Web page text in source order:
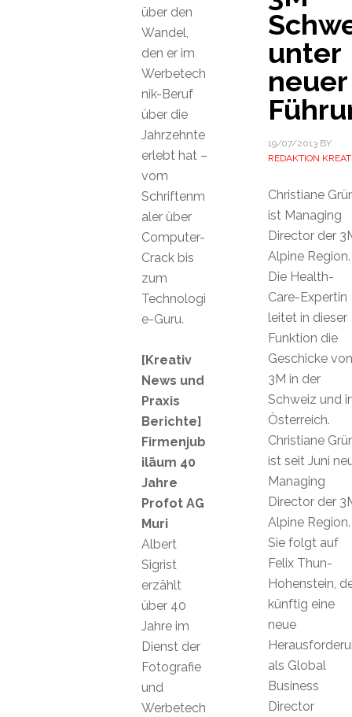
unter
neuer
19/07/2013BY
REDAKTION
Christiane
ist Managing
Director der
Alpine Region.
Die Health-
Care-Expertin
leitet in dieser
Funktion die
Geschicke von
3M in der
Schweiz und
Österreich.
Christiane
ist seit Juni
Managing
Director der
Alpine Region.
Sie folgt auf
Felix Thun-
Hohenstein,
künftig eine
neue
als Global
Business
Director
über den
Wandel,
den er im
Werbetech
nik-Beruf
über die
Jahrzehnte
erlebt hat –
vom
Schriftenm
aler über
Computer-
Crack bis
zum
Technologi
e-Guru.
[Kreativ
News und
Praxis
Berichte]
Firmenjub
iläum 40
Jahre
Profot AG
Muri
Albert
Sigrist
erzählt
über 40
Jahre im
Dienst der
Fotografie
und
Werbetech